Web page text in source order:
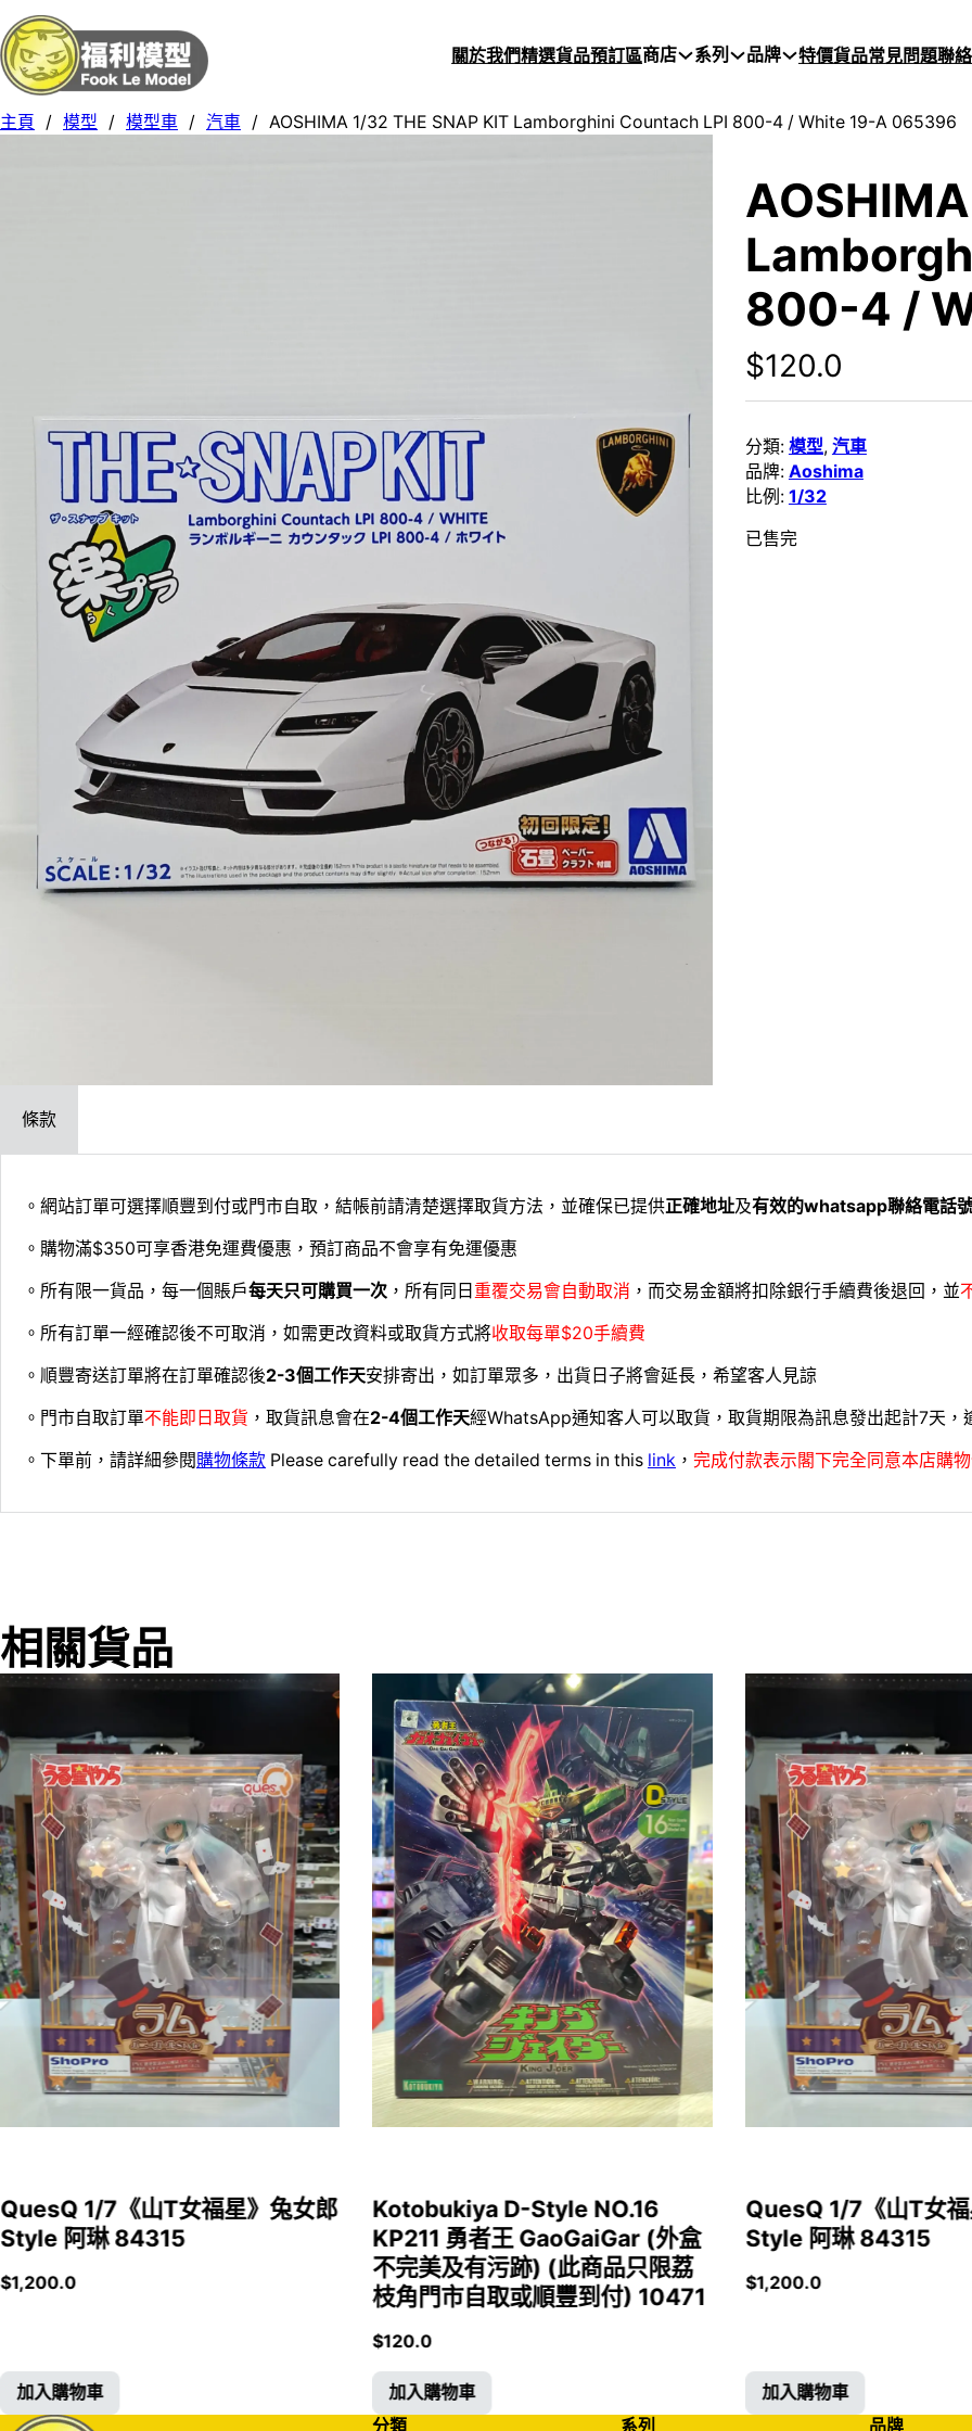
關於我們精選貨品預訂區商店 系列 品牌 特價貨品常見問題聯
主頁 / 模型 / 模型車 / 汽車 / AOSHIMA 1/32 THE SNAP KIT Lamborghini Countach LPI 800-4 / White 19-A 065396
800-4 /
$120.0
分類: 模型, 汽車
品牌: Aoshima
比例: 1/32
已售完
條款
。網站訂單可選擇順豐到付或門市自取，結帳前請清楚選擇取貨方法，並確保已提供正確地址及有效的whatsapp聯絡電話
。購物滿$350可享香港免運費優惠，預訂商品不會享有免運優惠
。所有限一貨品，每一個賬戶每天只可購買一次 ，所有同日 重覆交易會自動取消 ，而交易金額將扣除銀行手續費後退回，並
。所有訂單一經確認後不可取消，如需更改資料或取貨方式將收取每單$20手續費
。順豐寄送訂單將在訂單確認後2-3個工作天安排寄出，如訂單眾多，出貨日子將會延長，希望客人見諒
。門市自取訂單不能即日取貨 ，取貨訊息會在2-4個工作天經WhatsApp通知客人可以取貨，取貨期限為訊息發出起計7天，
。下單前，請詳細參閱購物條款 Please carefully read the detailed terms in this link ， 完成付款表示閣下完全同意本店購
相關貨品
QuesQ 1/7《山T女福星》兔女郎
Style 阿琳 84315
$1,200.0
加入購物車
Kotobukiya D-Style NO.16
KP211 勇者王 GaoGaiGar (外盒
不完美及有污跡) (此商品只限荔
枝角門市自取或順豐到付) 10471
$120.0
加入購物車
QuesQ 1/7《山T女
Style 阿琳 84315
$1,200.0
加入購物車
分類
系列 品牌